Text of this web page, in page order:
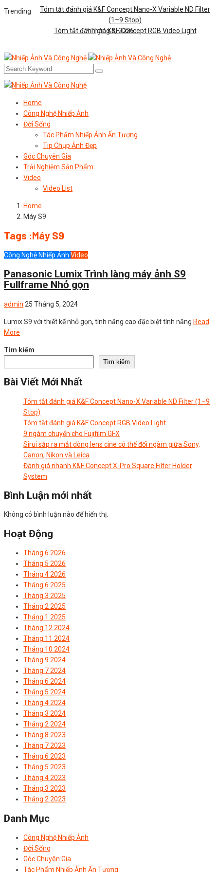
Trending
Tóm tắt đánh giá K&F Concept Nano-X Variable ND Filter
(1–9 Stop)
Tóm tắt đánh giá K&F Concept RGB Video Light
7 Tháng 8, 2026
Home
Công Nghệ Nhiếp Ảnh
Đời Sống
Tác Phẩm Nhiếp Ảnh Ấn Tượng
Tip Chụp Ảnh Đẹp
Góc Chuyên Gia
Trải Nghiệm Sản Phẩm
Video
Video List
Home
Máy S9
Tags :Máy S9
Công Nghệ Nhiếp Ảnh Video
Panasonic Lumix Trình làng máy ảnh S9
Fullframe Nhỏ gọn
admin 25 Tháng 5, 2024
Lumix S9 với thiết kế nhỏ gọn, tính năng cao đặc biệt tính năng Read
More
Tìm kiếm
Tìm kiếm
Bài Viết Mới Nhất
Tóm tắt đánh giá K&F Concept Nano-X Variable ND Filter (1–9
Stop)
Tóm tắt đánh giá K&F Concept RGB Video Light
9 ngàm chuyển cho Fujifilm GFX
Sirui sắp ra mắt dòng lens cine có thể đổi ngàm giữa Sony,
Canon, Nikon và Leica
Đánh giá nhanh K&F Concept X-Pro Square Filter Holder
System
Bình Luận mới nhất
Không có bình luận nào để hiển thị.
Hoạt Động
Tháng 6 2026
Tháng 5 2026
Tháng 4 2026
Tháng 6 2025
Tháng 3 2025
Tháng 2 2025
Tháng 1 2025
Tháng 12 2024
Tháng 11 2024
Tháng 10 2024
Tháng 9 2024
Tháng 7 2024
Tháng 6 2024
Tháng 5 2024
Tháng 4 2024
Tháng 3 2024
Tháng 2 2024
Tháng 8 2023
Tháng 7 2023
Tháng 6 2023
Tháng 5 2023
Tháng 4 2023
Tháng 3 2023
Tháng 2 2023
Danh Mục
Công Nghệ Nhiếp Ảnh
Đời Sống
Góc Chuyên Gia
Tác Phẩm Nhiếp Ảnh Ấn Tượng